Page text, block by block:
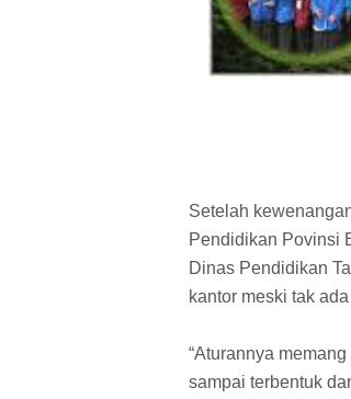
Setelah
Pendidikan Povinsi
Dinas Pendidikan
kantor meski tak
“Aturannya
sampai terbentuk